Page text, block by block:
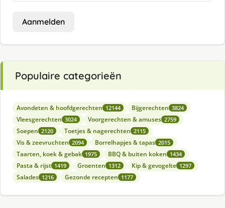
Aanmelden
Populaire categorieën
Avondeten & hoofdgerechten 12144 Bijgerechten 3824
Vleesgerechten 3024 Voorgerechten & amuses 2759
Soepen 2120 Toetjes & nagerechten 2115
Vis & zeevruchten 2094 Borrelhapjes & tapas 2015
Taarten, koek & gebak 1975 BBQ & buiten koken 1434
Pasta & rijst 1419 Groenten 1312 Kip & gevogelte 1297
Salades 1216 Gezonde recepten 1177